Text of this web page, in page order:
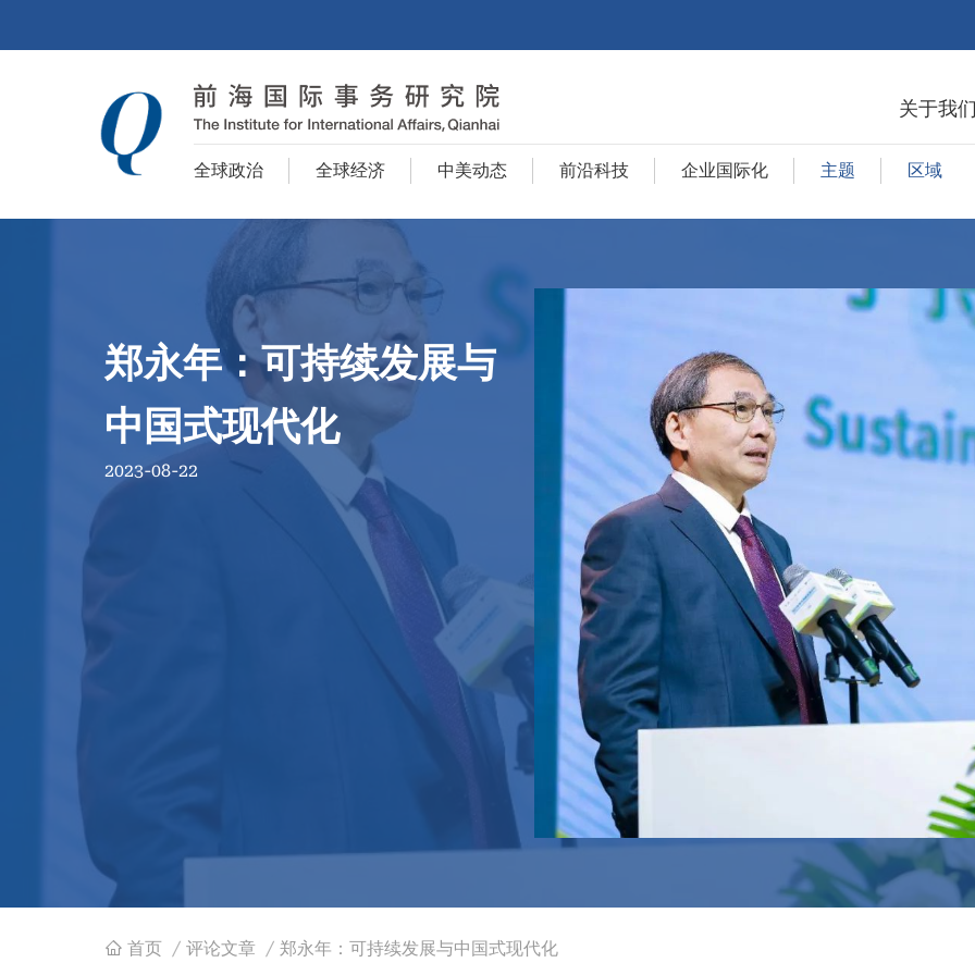
关于我
全球政治 全球经济 中美动态 前沿科技 企业国际化 主题 区域
郑永年：可持续发展与
中国式现代化
2023-08-22
首页 / 评论文章 / 郑永年：可持续发展与中国式现代化